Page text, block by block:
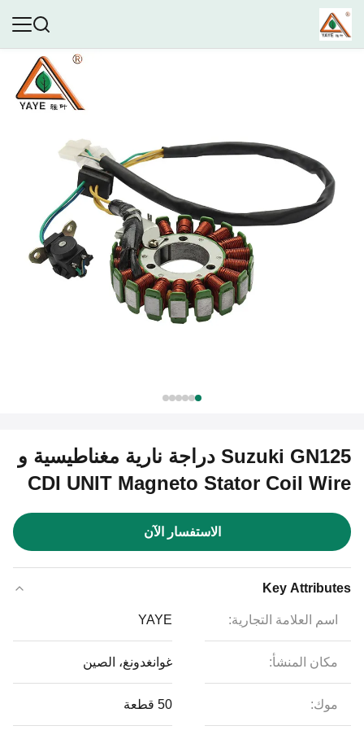
Suzuki GN125 دراجة نارية مغناطيسية و
CDI UNIT Magneto Stator Coil Wire
الاستفسار الآن
Key Attributes
اسم العلامة التجارية: YAYE
مكان المنشأ: غوانغدونغ، الصين
موك: 50 قطعة